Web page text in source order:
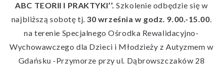
ABC TEORII I PRAKTYKI’’. Szkolenie odbędzie się w
najbliższą sobotę tj. 30 września w godz. 9.00.-15.00.
na terenie Specjalnego Ośrodka Rewalidacyjno-
Wychowawczego dla Dzieci i Młodzieży z Autyzmem w
Gdańsku -Przymorze przy ul. Dąbrowszczaków 28